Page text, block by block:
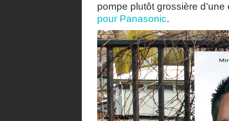
pompe plutôt grossière
pour Panasonic.